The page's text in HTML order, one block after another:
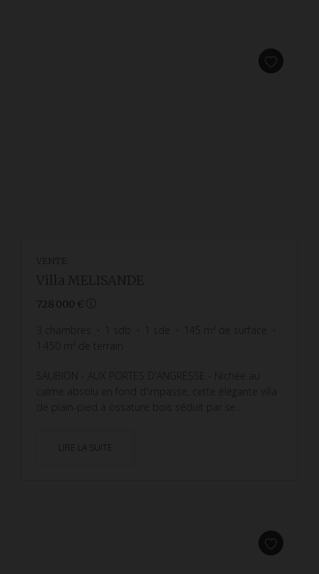
VENTE
Villa MELISANDE
728 000 €
3 145
m² de surface
1 450
m² de terrain
SAUBION - AUX PORTES D'ANGRESSE - Nichée au
calme absolu en fond d'impasse, cette élégante villa
de plain-pied à ossature bois séduit par se...
LIRE LA SUITE